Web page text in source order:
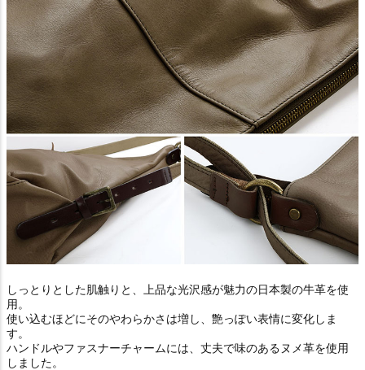
しっとりとした肌触りと、上品な光沢感が魅力の日本製の牛革を使
用。
使い込むほどにそのやわらかさは増し、艶っぽい表情に変化しま
す。
ハンドルやファスナーチャームには、丈夫で味のあるヌメ革を使用
しました。